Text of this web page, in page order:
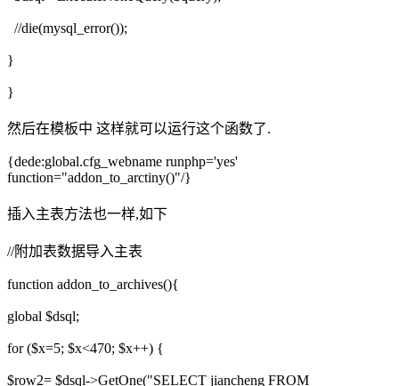
//die(mysql_error());
}
}
然后在模板中 这样就可以运行这个函数了.
{dede:global.cfg_webname runphp='yes'
function="addon_to_arctiny()"/}
插入主表方法也一样,如下
//附加表数据导入主表
function addon_to_archives(){
global $dsql;
for ($x=5; $x<470; $x++) {
$row2= $dsql->GetOne("SELECT jiancheng FROM